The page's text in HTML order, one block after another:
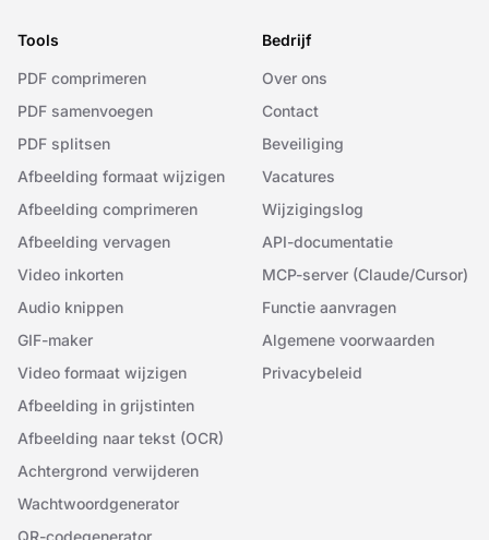
Tools
PDF comprimeren
PDF samenvoegen
PDF splitsen
Afbeelding formaat wijzigen
Afbeelding comprimeren
Afbeelding vervagen
Video inkorten
Audio knippen
GIF-maker
Video formaat wijzigen
Afbeelding in grijstinten
Afbeelding naar tekst (OCR)
Achtergrond verwijderen
Wachtwoordgenerator
QR-codegenerator
Bedrijf
Over ons
Contact
Beveiliging
Vacatures
Wijzigingslog
API-documentatie
MCP-server (Claude/Cursor)
Functie aanvragen
Algemene voorwaarden
Privacybeleid